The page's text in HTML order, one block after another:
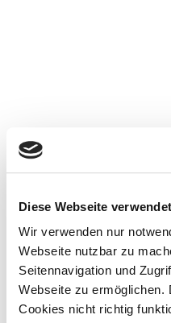
Diese Webseite
Wir verwenden nur
Webseite nutzbar zu
Seitennavigation und
Webseite zu ermöglichen.
Cookies nicht richtig